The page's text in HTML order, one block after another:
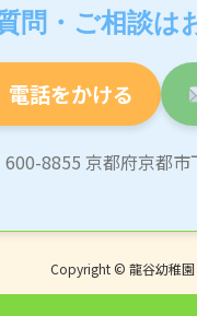
問・ご相談は
電話をかける
600-8855 京都府京都
Copyright © 龍谷幼稚園
byWordPresswithLightning